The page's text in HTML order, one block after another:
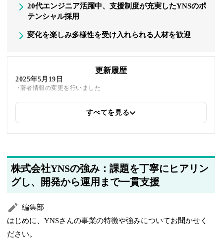
20代エンジニア活躍中、支援制度が充実したYNSのポ
テンシャル採用
変化を楽しみ多様性を受け入れられる人材を歓迎
更新履歴
2025年5月19日
著者情報の変更を行いました
すべてを見る
株式会社YNSの強み：課題を丁寧にヒアリン
グし、開発から運用まで一貫支援
編集部
はじめに、YNSさんの事業の特徴や強みについてお聞かせく
ださい。